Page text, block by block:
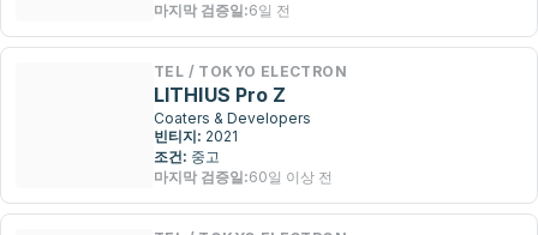
마지막 검증일:6일 전
TEL / TOKYO ELECTRON
LITHIUS Pro Z
Coaters & Developers
빈티지: 2021
조건: 중고
마지막 검증일:60일 이상 전